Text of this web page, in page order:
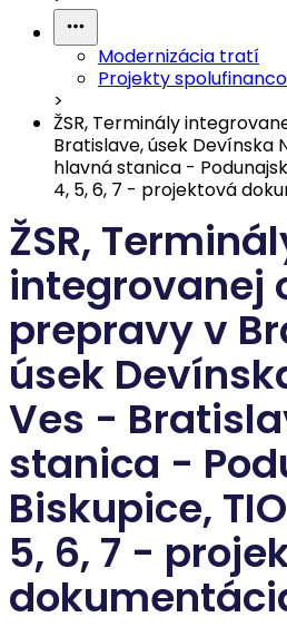
Modernizácia tratí
Projekty
>
ŽSR, Terminály
Bratislave, úsek Devínska
hlavná stanica -
4, 5, 6, 7 - projektová
ŽSR,
integrovanej
prepravy v
úsek
Ves -
stanica -
Biskupice,
5, 6, 7 -